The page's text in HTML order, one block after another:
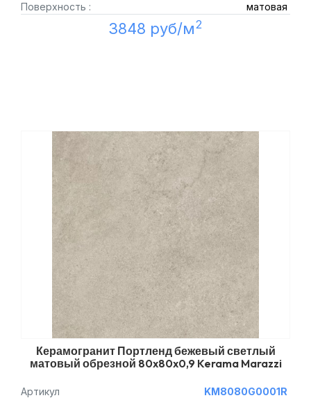
Поверхность :
матовая
3848 руб/м2
Керамогранит Портленд бежевый светлый
матовый обрезной 80x80x0,9 Kerama Marazzi
Артикул
KM8080G0001R